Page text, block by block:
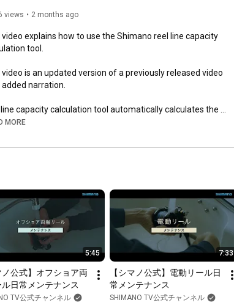
views 2 months ago
video explains how to use the Shimano reel line capacity
tool.
video is an updated version of a previously released video
narration.
capacity calculation tool automatically calculates the
of main line and backing line that can be wound onto a
line capacity calculation tool can be used with any type of
including spinning reels, baitcasting reels, conventional
and electric reels.
line capacity may vary depending on the type of line
tension.
use the calculated line capacity as a guideline only.
MORE
5:45
ノ公式】オフショア両
日常メンテナンス
TV公式チャンネル
7:33
【シマノ公式】電動リール日
常メンテナンス
SHIMANO TV公式チャンネル